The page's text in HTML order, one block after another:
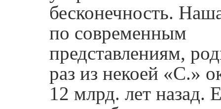
бесконечность.
по современным
представлениям,
раз из некоей «С.»
12 млрд. лет назад.